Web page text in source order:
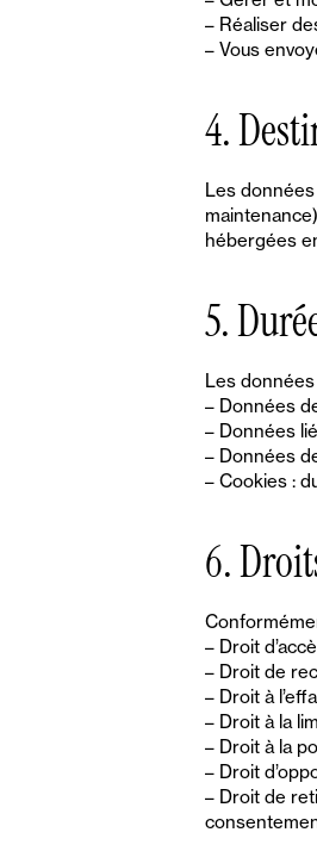
– Réaliser
– Vous
4.
Les
hébergées
5.
Les
– Données
– Données
– Données
– Cookies :
6.
– Droit
– Droit de
– Droit à
– Droit à la
– Droit à la
– Droit
– Droit de